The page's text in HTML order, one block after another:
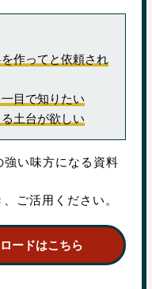
作ってと依頼され
目で知りたい
土台が欲しい
い味方になる資料
ご活用ください。
ードはこちら